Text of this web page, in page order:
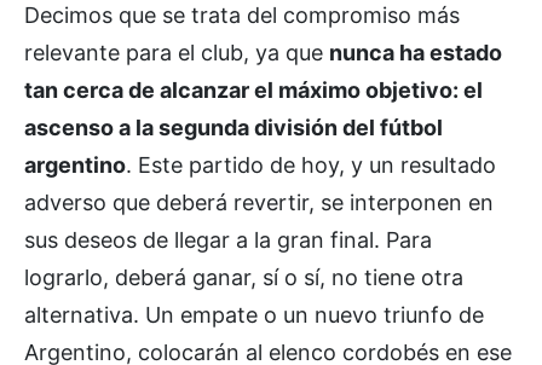
Decimos que se trata del compromiso más
relevante para el club, ya que nunca ha estado
tan cerca de alcanzar el máximo objetivo: el
ascenso a la segunda división del fútbol
argentino. Este partido de hoy, y un resultado
adverso que deberá revertir, se interponen en
sus deseos de llegar a la gran final. Para
lograrlo, deberá ganar, sí o sí, no tiene otra
alternativa. Un empate o un nuevo triunfo de
Argentino, colocarán al elenco cordobés en ese